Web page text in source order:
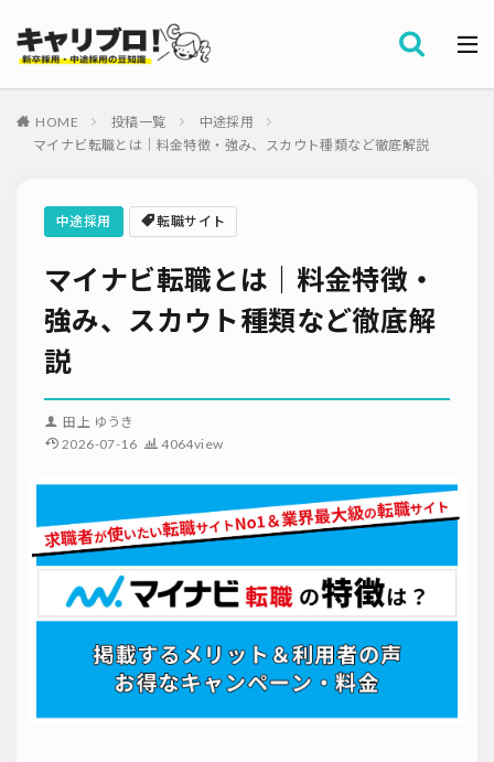
HOME 投稿一覧
中途採用
マイナビ転職とは｜料金特徴・強み、スカウト種類など徹底解説
中途採用 転職サイト
マイナビ転職とは｜料金特徴・
強み、スカウト種類など徹底解
説
田上 ゆうき
2026-07-16
4064view
カテゴリー
タグ
就職サイト
転職サイト
ダイレクトリクルーティング
採用ノウハウ
採用ツール
採用計画
母集団の形成確保
エンジニア採用
採用イベント・合説
面接・選考
内定フォロー
内定辞退
採用コンサルティング
採用動向
Iターン・Uターン
適性検査
新人研修
入社式 AI・RPA
検索
労務・組織
メルマガ登録
お問い合わせ